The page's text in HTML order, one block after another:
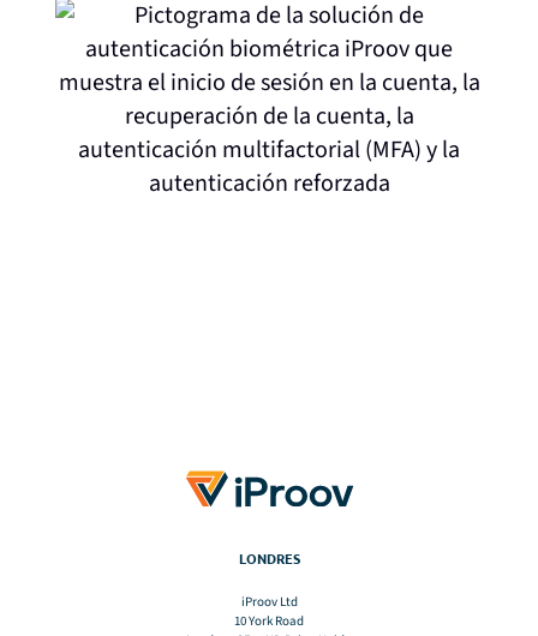
LONDRES
iProov Ltd
10 York Road